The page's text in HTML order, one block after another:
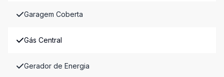
Garagem Coberta
Gás Central
Gerador de Energia